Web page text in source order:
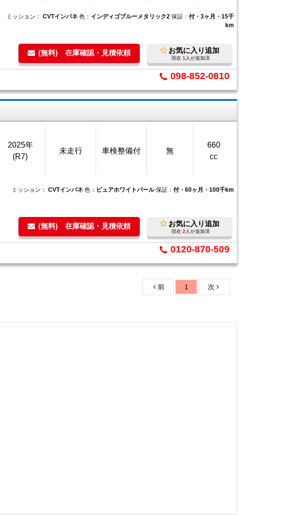
ミッション： CVTインパネ 色： インディゴブルーメタリック2 保証： 付・3ヶ月・15千
km
(無料) 在庫確認・見積依頼 お気に入り追加
現在 1人が追加済
098-852-0810
2025年
(R7)
未走行 車検整備付 無
660
cc
ミッション： CVTインパネ 色： ピュアホワイトパール 保証： 付・60ヶ月・100千km
(無料) 在庫確認・見積依頼 お気に入り追加
現在 2人が追加済
0120-870-509
前 1 次